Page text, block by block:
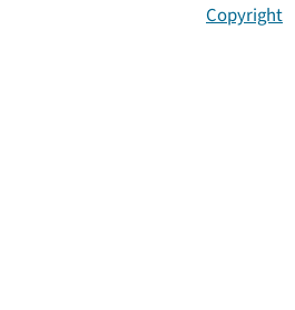
Copyright